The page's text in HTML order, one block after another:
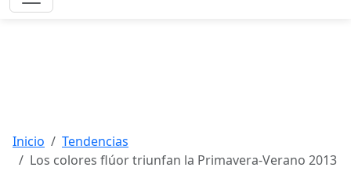
Menú
Inicio
Tendencias
Los colores flúor triunfan la Primavera-Verano 2013